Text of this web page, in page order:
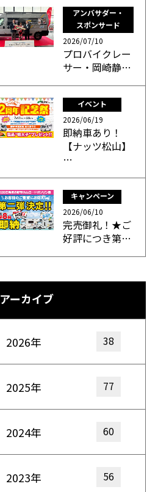
アンバサダー・
スポンサード
2026/07/10
プロバイクレー
サー・岡崎静…
イベント
2026/06/19
即納車あり！
【ナッツ松山】
…
キャンペーン
2026/06/10
完売御礼！★ご
好評につき第…
アーカイブ
2026年 38
2025年 77
2024年 60
2023年 56